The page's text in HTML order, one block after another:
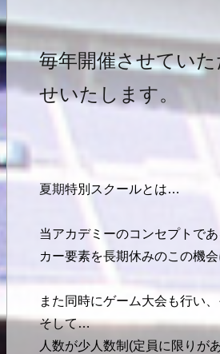
毎年開催させてい
せいたします。
夏期特別スクールとは…
当アカデミーのコンセプトで
カー要素を長期休みのこの機
また同時にゲーム大会も行い
そして…
人数が少人数制(定員に限りが